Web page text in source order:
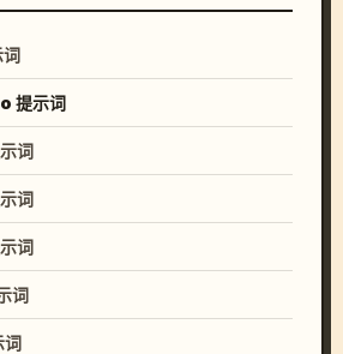
提示词
词
词
词
词
词